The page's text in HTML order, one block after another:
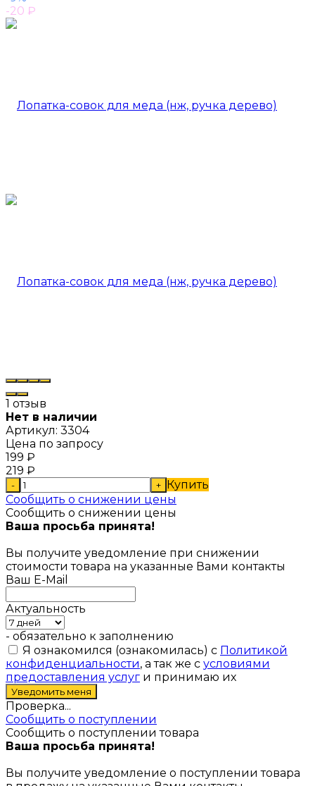
-20 ₽
1 отзыв
Нет в наличии
Артикул: 3304
Цена по запросу
199 ₽
219 ₽
- + Купить
Сообщить о снижении цены
Сообщить о снижении цены
Ваша просьба принята!
Вы получите уведомление при снижении
стоимости товара на указанные Вами контакты
Ваш E-Mail
Актуальность
- обязательно к заполнению
Я ознакомился (ознакомилась) с Политикой
конфиденциальности, а так же с условиями
предоставления услуг и принимаю их
Проверка...
Сообщить о поступлении
Сообщить о поступлении товара
Ваша просьба принята!
Вы получите уведомление о поступлении товара